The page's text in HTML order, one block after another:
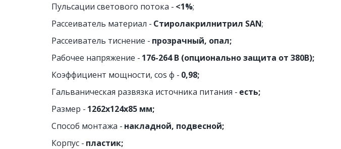
Пульсации светового потока - <1%;
Рассеиватель материал - Стиролакрилнитрил SAN;
Рассеиватель тиснение - прозрачный, опал;
Рабочее напряжение - 176-264 В (опционально защита от 380В);
Коэффициент мощности, cos ф - 0,98;
Гальваническая развязка источника питания - есть;
Размер - 1262х124х85 мм;
Способ монтажа - накладной, подвесной;
Корпус - пластик;